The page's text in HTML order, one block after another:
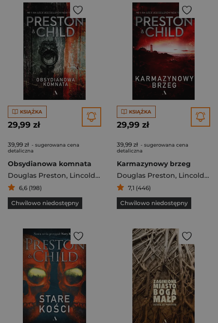
KSIĄŻKA
29,99 zł
39,99 zł - sugerowana cena
detaliczna
Obsydianowa komnata
Douglas Preston, Lincold Child ,Lincoln Child
6,6 (198)
Chwilowo niedostępny
KSIĄŻKA
29,99 zł
39,99 zł - sugerowana cena
detaliczna
Karmazynowy brzeg
Douglas Preston, Lincold Child
7,1 (446)
Chwilowo niedostępny